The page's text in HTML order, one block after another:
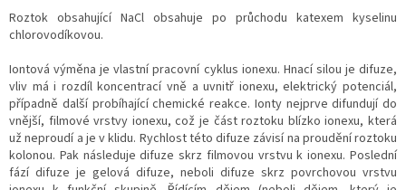
Roztok obsahující NaCl obsahuje po průchodu katexem kyselinu
chlorovodíkovou.
Iontová výměna je vlastní pracovní cyklus ionexu. Hnací silou je difuze,
vliv má i rozdíl koncentrací vně a uvnitř ionexu, elektrický potenciál,
případně další probíhající chemické reakce. Ionty nejprve difundují do
vnější, filmové vrstvy ionexu, což je část roztoku blízko ionexu, která
už neproudí a je v klidu. Rychlost této difuze závisí na proudění roztoku
kolonou. Pak následuje difuze skrz filmovou vrstvu k ionexu. Poslední
fází difuze je gelová difuze, neboli difuze skrz povrchovou vrstvu